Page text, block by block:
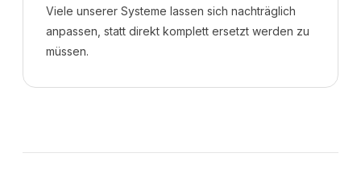
Viele unserer Systeme lassen sich nachträglich
anpassen, statt direkt komplett ersetzt werden zu
müssen.